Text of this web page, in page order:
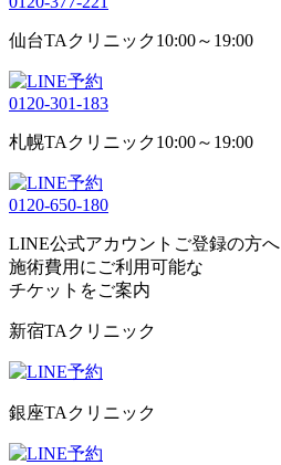
仙台TAクリニック10:00～19:00
0120-301-183
札幌TAクリニック10:00～19:00
0120-650-180
LINE公式アカウントご登録の方へ
施術費用にご利用可能な
チケット をご案内
新宿TAクリニック
銀座TAクリニック